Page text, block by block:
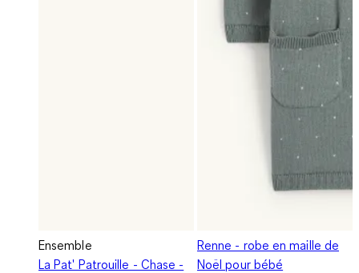
Ensemble
La Pat' Patrouille - Chase -
Renne - robe en maille de
Noël pour bébé